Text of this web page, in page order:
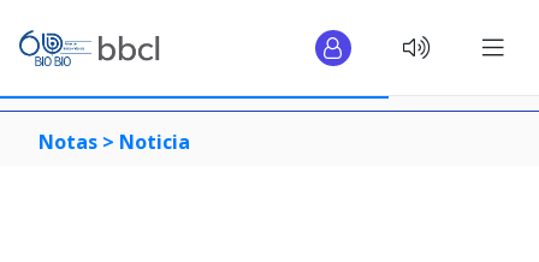
Notas > Noticia